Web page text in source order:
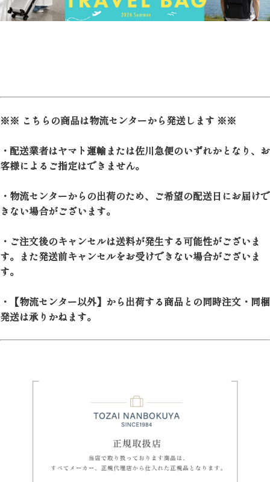
※※ こちらの商品は物流センターから発送します ※※
・配送業者はヤマト運輸または佐川急便のいずれかとなり、お
客様によるご指定はできません。
・物流センターからの出荷のため、ご希望の配送日にお届けで
きない場合がございます。
・ご注文後のキャンセルは送料が発生する可能性がございま
す。また発送前キャンセルをお受けできない場合がございま
す。
・【物流センター以外】から出荷する商品との同時注文・同梱
発送は承りかねます。